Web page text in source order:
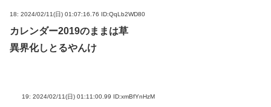
18: 2024/02/11(日) 01:07:16.76 ID:QqLb2WD80
カレンダー2019のままは草
異界化しとるやんけ
19: 2024/02/11(日) 01:11:00.99 ID:xmBfYnHzM